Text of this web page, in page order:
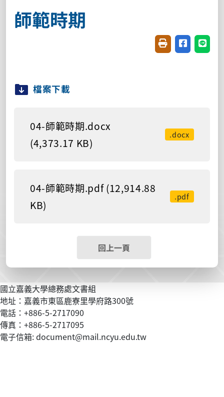
師範時期
友善列印(開新視
分享至臉書
分享
檔案下載
04-師範時期.docx
(4,373.17 KB)
.docx
04-師範時期.pdf (12,914.88
KB)
.pdf
回上一頁
國立嘉義大學總務處文書組
地址：嘉義市東區鹿寮里學府路300號
電話：+886-5-2717090
傳真：+886-5-2717095
電子信箱: document@mail.ncyu.edu.tw